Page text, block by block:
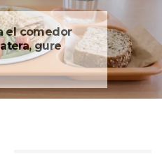
el comedor
gure